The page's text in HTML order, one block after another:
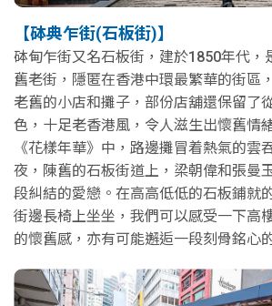
【砵典乍街(石板街)】
砵甸乍街又名石板街，建於1850年代，
舊老街，隱匿在香港中環最繁華的街區
老舊的小店和攤子，部份店舖還保留了
色，十足老香港風，令人滋生出懷舊情
《花樣年華》中，路邊攤冒着熱氣的雲
夜，陳舊的石板街道上，梁朝偉和張曼
段糾結的愛戀。在高高低低的石板鋪就
街邊長椅上坐坐，我們可以感受一下高
的懷舊感，亦有可能邂逅一段刻骨銘心